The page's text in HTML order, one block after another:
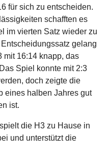
für sich zu entscheiden.
schafften es
im vierten Satz wieder zu
gelang
mit 16:14 knapp, das
Spiel konnte mit 2:3
doch zeigte die
eines halben Jahres gut
ist.
die H3 zu Hause in
und unterstützt die